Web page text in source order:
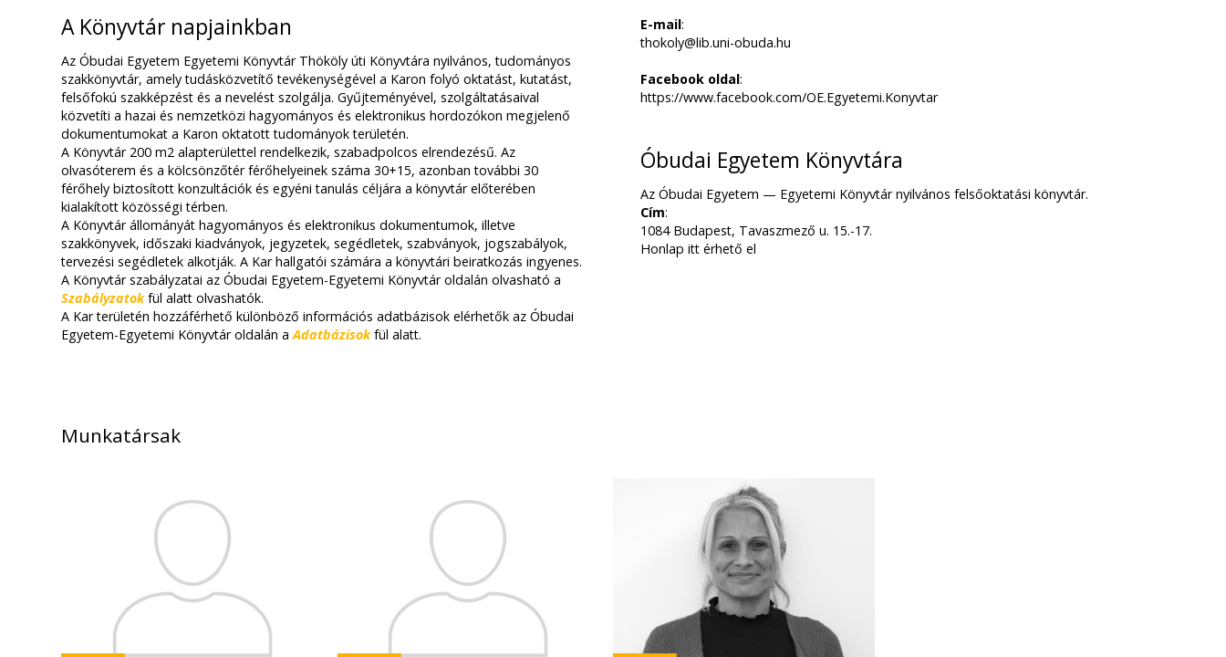
A Könyvtár napjainkban
Az Óbudai Egyetem Egyetemi Könyvtár Thököly úti Könyvtára nyilvános, tudományos
szakkönyvtár, amely tudásközvetítő tevékenységével a Karon folyó oktatást, kutatást,
felsőfokú szakképzést és a nevelést szolgálja. Gyűjteményével, szolgáltatásaival
közvetíti a hazai és nemzetközi hagyományos és elektronikus hordozókon megjelenő
dokumentumokat a Karon oktatott tudományok területén.
A Könyvtár 200 m2 alapterülettel rendelkezik, szabadpolcos elrendezésű. Az
olvasóterem és a kölcsönzőtér férőhelyeinek száma 30+15, azonban további 30
férőhely biztosított konzultációk és egyéni tanulás céljára a könyvtár előterében
kialakított közösségi térben.
A Könyvtár állományát hagyományos és elektronikus dokumentumok, illetve
szakkönyvek, időszaki kiadványok, jegyzetek, segédletek, szabványok, jogszabályok,
tervezési segédletek alkotják. A Kar hallgatói számára a könyvtári beiratkozás ingyenes.
A Könyvtár szabályzatai az Óbudai Egyetem-Egyetemi Könyvtár oldalán olvasható a
Szabályzatokfül alatt olvashatók.
A Kar területén hozzáférhető különböző információs adatbázisok elérhetők az Óbudai
Egyetem-Egyetemi Könyvtár oldalán aAdatbázisokfül alatt.
E-mail:
thokoly@lib.uni-obuda.hu
Facebook oldal:
https://www.facebook.com/OE.Egyetemi.Konyvtar
Óbudai Egyetem Könyvtára
Az Óbudai Egyetem — Egyetemi Könyvtár nyilvános felsőoktatási könyvtár.
Cím:
1084 Budapest, Tavaszmező u. 15.-17.
Honlap itt érhető el
Munkatársak